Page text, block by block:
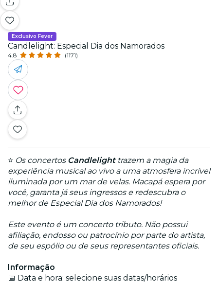
Exclusivo Fever
Candlelight: Especial Dia dos Namorados
4.8 (1171)
⭐ Os concertos Candlelighttrazem a magia da
experiência musical ao vivo a uma atmosfera incrível
iluminada por um mar de velas. Macapá espera por
você, garanta já seus ingressos e redescubra o
melhor de Especial Dia dos Namorados!
Este evento é um concerto tributo. Não possui
afiliação, endosso ou patrocínio por parte do artista,
de seu espólio ou de seus representantes oficiais.
Informação
📅 Data e hora: selecione suas datas/horários